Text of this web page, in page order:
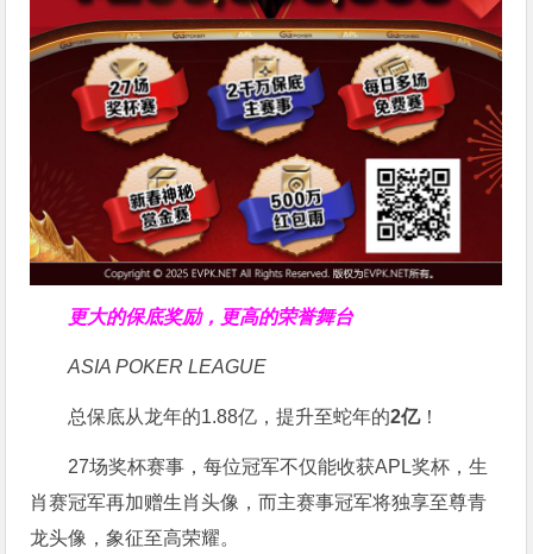
更大的保底奖励，更高的荣誉舞台
ASIA POKER LEAGUE
总保底从龙年的1.88亿，提升至蛇年的2亿！
27场奖杯赛事，每位冠军不仅能收获APL奖杯，生
肖赛冠军再加赠生肖头像，而主赛事冠军将独享至尊青
龙头像，象征至高荣耀。